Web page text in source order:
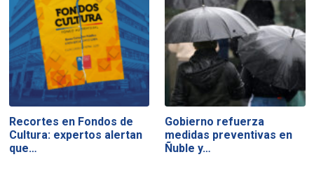
Recortes en Fondos de
Cultura: expertos alertan
que…
Gobierno refuerza
medidas preventivas en
Ñuble y…